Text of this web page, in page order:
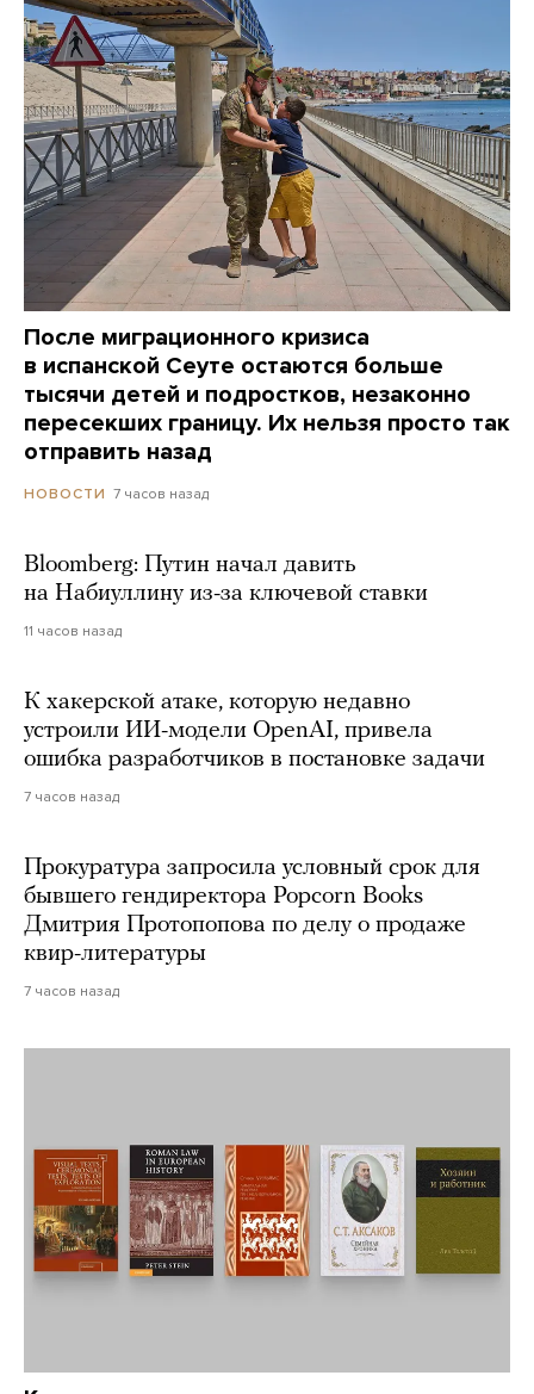
После миграционного кризиса
в испанской Сеуте остаются больше
тысячи детей и подростков, незаконно
пересекших границу. Их нельзя просто так
отправить назад
НОВОСТИ 7 часов назад
Bloomberg: Путин начал давить
на Набиуллину из-за ключевой ставки
11 часов назад
К хакерской атаке, которую недавно
устроили ИИ-модели OpenAI, привела
ошибка разработчиков в постановке задачи
7 часов назад
Прокуратура запросила условный срок для
бывшего гендиректора Popcorn Books
Дмитрия Протопопова по делу о продаже
квир-литературы
7 часов назад